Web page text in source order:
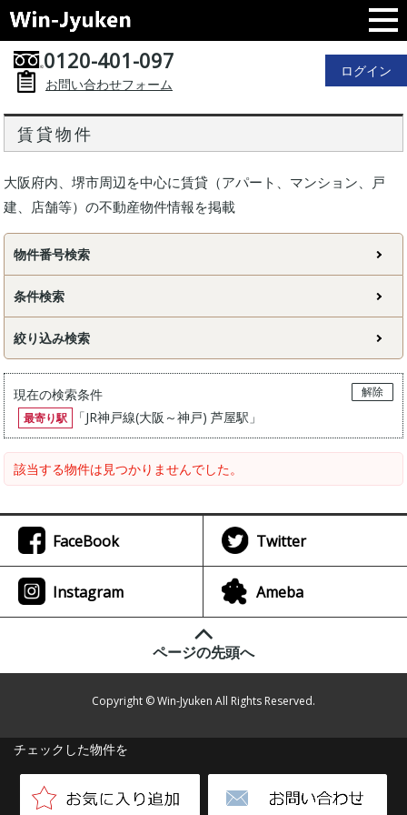
0120-401-097
お問い合わせフォーム
ログイン
賃貸物件
大阪府内、堺市周辺を中心に賃貸（アパート、マンション、戸
建、店舗等）の不動産物件情報を掲載
物件番号検索
条件検索
絞り込み検索
現在の検索条件
解除
最寄り駅
「JR神戸線(大阪～神戸) 芦屋駅 」
該当する物件は見つかりませんでした。
チェックした物件を
FaceBook Twitter
Instagram Ameba
ページの先頭へ
Copyright © Win-Jyuken All Rights Reserved.